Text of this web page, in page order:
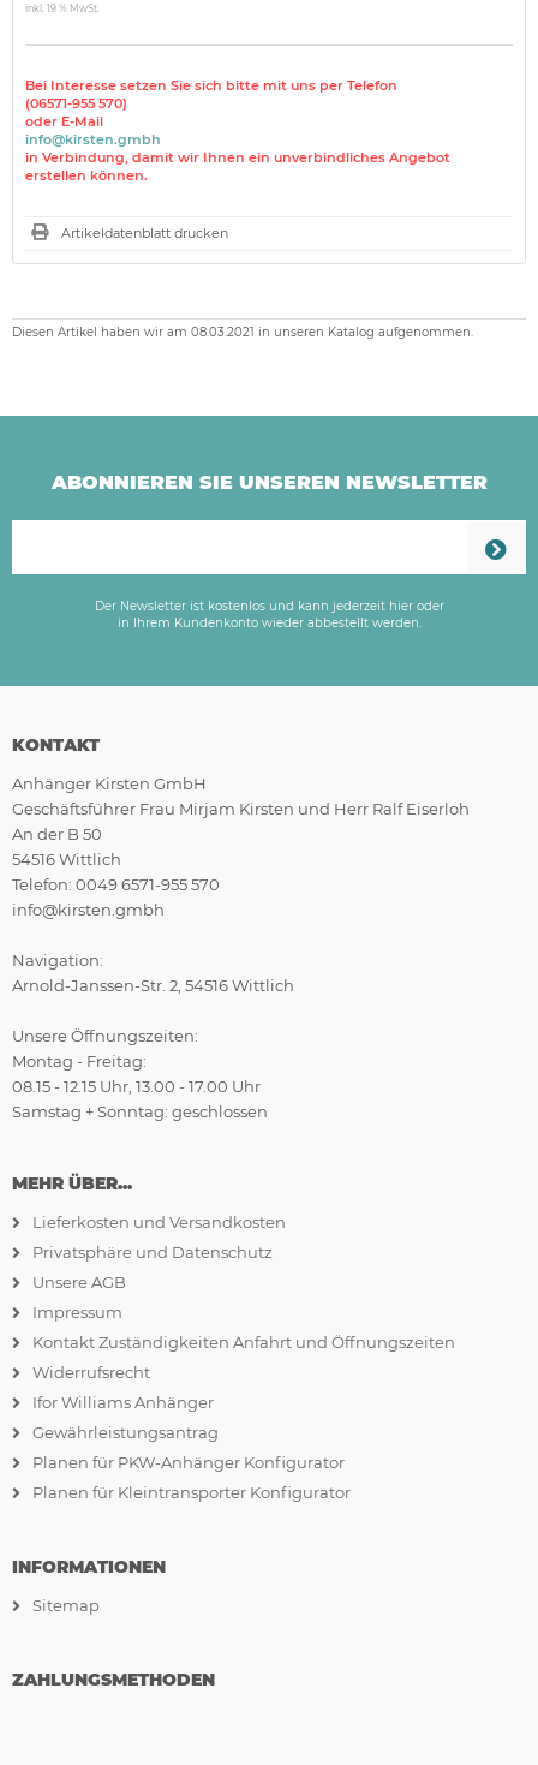
inkl. 19 % MwSt.
Bei Interesse setzen Sie sich bitte mit uns per Telefon
(06571-955 570)
oder E-Mail
info@kirsten.gmbh
in Verbindung, damit wir Ihnen ein unverbindliches Angebot
erstellen können.
Artikeldatenblatt drucken
Diesen Artikel haben wir am 08.03.2021 in unseren Katalog aufgenommen.
ABONNIEREN SIE UNSEREN NEWSLETTER
Der Newsletter ist kostenlos und kann jederzeit hier oder
in Ihrem Kundenkonto wieder abbestellt werden.
KONTAKT
Anhänger Kirsten GmbH
Geschäftsführer Frau Mirjam Kirsten und Herr Ralf Eiserloh
An der B 50
54516 Wittlich
Telefon: 0049 6571-955 570
info@kirsten.gmbh
Navigation:
Arnold-Janssen-Str. 2, 54516 Wittlich
Unsere Öffnungszeiten:
Montag - Freitag:
08.15 - 12.15 Uhr, 13.00 - 17.00 Uhr
Samstag + Sonntag: geschlossen
MEHR ÜBER...
Lieferkosten und Versandkosten
Privatsphäre und Datenschutz
Unsere AGB
Impressum
Kontakt Zuständigkeiten Anfahrt und Öffnungszeiten
Widerrufsrecht
Ifor Williams Anhänger
Gewährleistungsantrag
Planen für PKW-Anhänger Konfigurator
Planen für Kleintransporter Konfigurator
INFORMATIONEN
Sitemap
ZAHLUNGSMETHODEN